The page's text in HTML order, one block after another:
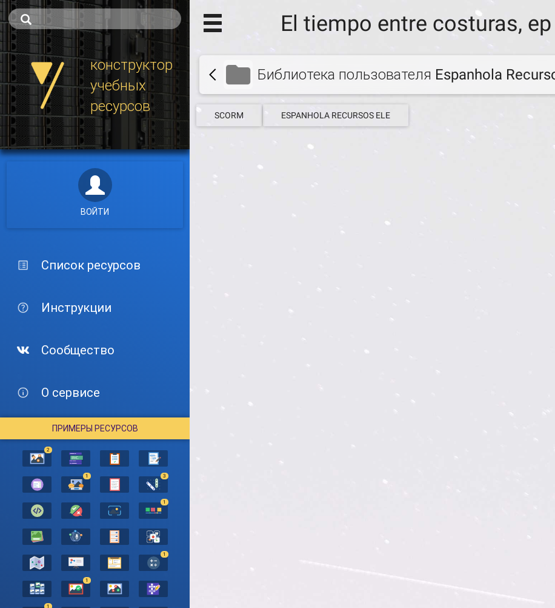
конструктор
учебных
ресурсов
ВОЙТИ
Список ресурсов
Инструкции
Сообщество
О сервисе
ПРИМЕРЫ РЕСУРСОВ
2
1 3
1
1
1
1
El tiempo entre costuras,
Библиотека пользователя Espanhola
SCORM ESPANHOLA RECURSOS ELE